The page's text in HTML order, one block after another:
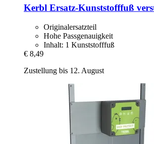
Kerbl Ersatz-​Kunststofffuß
Originalersatzteil
Hohe Passgenauigkeit
Inhalt: 1 Kunststofffuß
€ 8,49
Zustellung bis 12. August